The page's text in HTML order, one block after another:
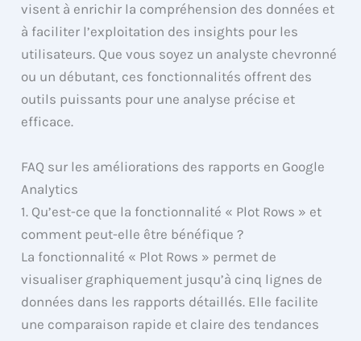
visent à enrichir la compréhension des données et
à faciliter l’exploitation des insights pour les
utilisateurs. Que vous soyez un analyste chevronné
ou un débutant, ces fonctionnalités offrent des
outils puissants pour une analyse précise et
efficace.
FAQ sur les améliorations des rapports en Google
Analytics
1. Qu’est-ce que la fonctionnalité « Plot Rows » et
comment peut-elle être bénéfique ?
La fonctionnalité « Plot Rows » permet de
visualiser graphiquement jusqu’à cinq lignes de
données dans les rapports détaillés. Elle facilite
une comparaison rapide et claire des tendances